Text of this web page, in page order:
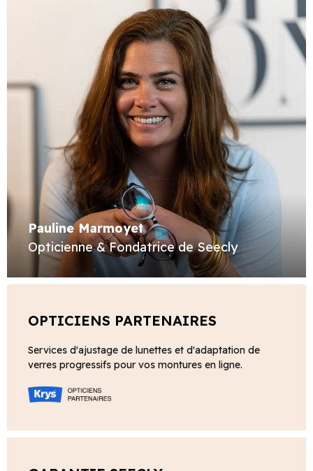
Pauline Marmoyet
Opticienne & Fondatrice de Seecly
OPTICIENS PARTENAIRES
Services d'ajustage de lunettes et d'adaptation de
verres progressifs pour vos montures en ligne.